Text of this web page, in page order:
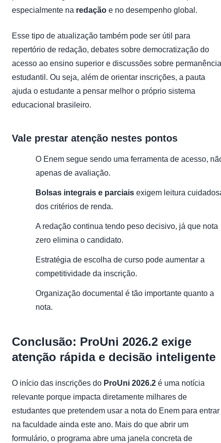
especialmente na redação e no desempenho global.
Esse tipo de atualização também pode ser útil para
repertório de redação, debates sobre democratização do
acesso ao ensino superior e discussões sobre permanência
estudantil. Ou seja, além de orientar inscrições, a pauta
ajuda o estudante a pensar melhor o próprio sistema
educacional brasileiro.
Vale prestar atenção nestes pontos
O Enem segue sendo uma ferramenta de acesso,
apenas de avaliação.
Bolsas integrais e parciais exigem leitura
dos critérios de renda.
A redação continua tendo peso decisivo, já que nota
zero elimina o candidato.
Estratégia de escolha de curso pode aumentar a
competitividade da inscrição.
Organização documental é tão importante quanto a
nota.
Conclusão: ProUni 2026.2 exige
atenção rápida e decisão inteligente
O início das inscrições do ProUni 2026.2 é uma notícia
relevante porque impacta diretamente milhares de
estudantes que pretendem usar a nota do Enem para entrar
na faculdade ainda este ano. Mais do que abrir um
formulário, o programa abre uma janela concreta de